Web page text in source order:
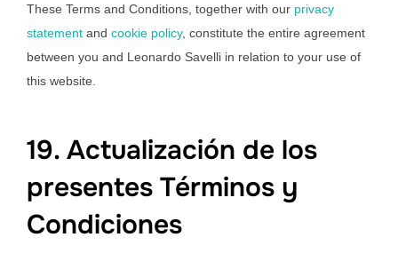
These Terms and Conditions, together with our privacy
statement and cookie policy, constitute the entire agreement
between you and Leonardo Savelli in relation to your use of
this website.
19. Actualización de los
presentes Términos y
Condiciones